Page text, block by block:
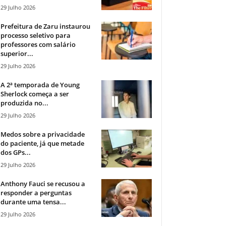
29 Julho 2026
Prefeitura de Zaru instaurou
processo seletivo para
professores com salário
superior...
29 Julho 2026
A 2ª temporada de Young
Sherlock começa a ser
produzida no...
29 Julho 2026
Medos sobre a privacidade
do paciente, já que metade
dos GPs...
29 Julho 2026
Anthony Fauci se recusou a
responder a perguntas
durante uma tensa...
29 Julho 2026